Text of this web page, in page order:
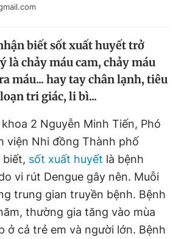
Magazine
Bạn cần biết
Liên hệ quảng cáo
biết sốt xuất huyết trở
là chảy máu cam, chảy máu
máu... hay tay chân lạnh, tiêu
tri giác, li bì...
2 Nguyễn Minh Tiến, Phó
viện Nhi đồng Thành phố
biết, sốt xuất huyết là bệnh
vi rút Dengue gây nên. Muỗi
trung gian truyền bệnh. Bệnh
thường gia tăng vào mùa
ở cả trẻ em và người lớn. Bệnh